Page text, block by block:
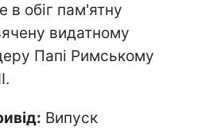
в обіг пам'ятну
видатному
Папі Римському
Випуск